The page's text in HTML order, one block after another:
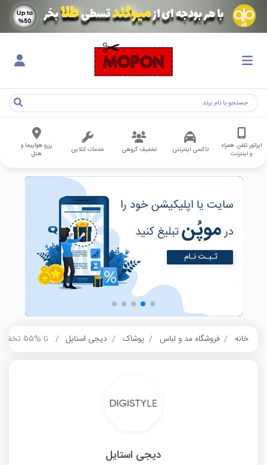
اپراتور تلفن همراه
و اینترنت
تاکسی اینترنتی تخفیف گروهی خدمات آنلاین
رزرو هواپیما و
هتل
خانه فروشگاه مد و لباس پوشاک دیجی استایل تا %55 تخفیف محصولات برند اسنشیال دیجی استایل
دیجی استایل